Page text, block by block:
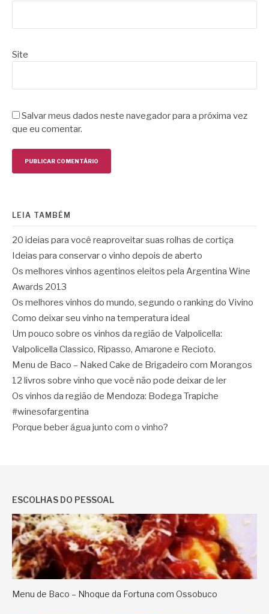
Site
Salvar meus dados neste navegador para a próxima vez
que eu comentar.
LEIA TAMBÉM
20 ideias para você reaproveitar suas rolhas de cortiça
Ideias para conservar o vinho depois de aberto
Os melhores vinhos agentinos eleitos pela Argentina Wine
Awards 2013
Os melhores vinhos do mundo, segundo o ranking do Vivino
Como deixar seu vinho na temperatura ideal
Um pouco sobre os vinhos da região de Valpolicella:
Valpolicella Classico, Ripasso, Amarone e Recioto.
Menu de Baco – Naked Cake de Brigadeiro com Morangos
12 livros sobre vinho que você não pode deixar de ler
Os vinhos da região de Mendoza: Bodega Trapiche
#winesofargentina
Porque beber água junto com o vinho?
ESCOLHAS DO PESSOAL
Menu de Baco – Nhoque da Fortuna com Ossobuco